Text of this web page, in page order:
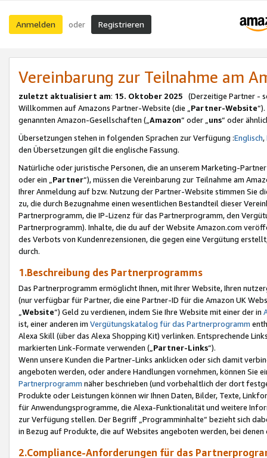
Anmelden oder Registrieren
Vereinbarung zur Teilnahme am
zuletzt aktualisiert am: 15. Oktober 2025 (Derzeitige Partner -
Willkommen auf Amazons Partner-Website (die „Partner-Website
genannten Amazon-Gesellschaften („Amazon“ oder „uns“ oder
Übersetzungen stehen in folgenden Sprachen zur Verfügung :Englisch,
den Übersetzungen gilt die englische Fassung.
Natürliche oder juristische Personen, die an unserem Marketing-
oder ein „Partner“), müssen die Vereinbarung zur Teilnahme am
Ihrer Anmeldung auf bzw. Nutzung der Partner-Website stimmen Sie
zu, die durch Bezugnahme einen wesentlichen Bestandteil dieser
Partnerprogramm, die IP-Lizenz für das Partnerprogramm, den
Partnerprogramm). Inhalte, die du auf der Website Amazon.com
des Verbots von Kundenrezensionen, die gegen eine Vergütung
durch.
1.Beschreibung des Partnerprogramms
Das Partnerprogramm ermöglicht Ihnen, mit Ihrer Website, Ihren
(nur verfügbar für Partner, die eine Partner-ID für die Amazon UK
Website“) Geld zu verdienen, indem Sie Ihre Website mit einer der in
ist, einer anderen im Vergütungskatalog für das Partnerprogramm
Alexa Skill (über das Alexa Shopping Kit) verlinken. Entsprechende
markierten Link-Formate verwenden („ Partner-Links“).
Wenn unsere Kunden die Partner-Links anklicken oder sich damit
angeboten werden, oder andere Handlungen vornehmen, können Sie
Partnerprogramm näher beschrieben (und vorbehaltlich der dort
Produkte oder Leistungen können wir Ihnen Daten, Bilder, Texte,
für Anwendungsprogramme, die Alexa-Funktionalität und weitere
zur Verfügung stellen. Der Begriff „Programminhalte“ bezieht sich
in Bezug auf Produkte, die auf Websites angeboten werden, bei
2.Compliance-Anforderungen für das